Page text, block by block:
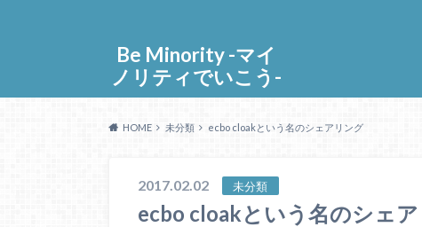
Be Minority -マイ
ノリティでいこう-
HOME 未分類 ecbo cloakという名のシェアリング
2017.02.02 未分類
ecbo cloakという名のシェ